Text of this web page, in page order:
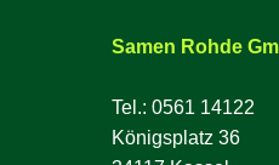
Samen Rohde
Tel.: 0561 14122
Königsplatz 36